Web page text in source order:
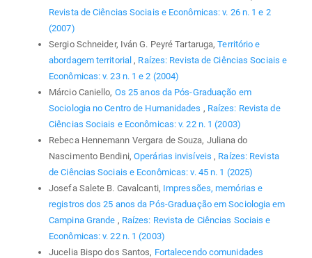
Revista de Ciências Sociais e Econômicas: v. 26 n. 1 e 2
(2007)
Sergio Schneider, Iván G. Peyré Tartaruga,Território e
abordagem territorial , Raízes: Revista de Ciências Sociais e
Econômicas: v. 23 n. 1 e 2 (2004)
Márcio Caniello, Os 25 anos da Pós-Graduação em
Sociologia no Centro de Humanidades , Raízes: Revista de
Ciências Sociais e Econômicas: v. 22 n. 1 (2003)
Rebeca Hennemann Vergara de Souza, Juliana do
Nascimento Bendini, Operárias invisíveis , Raízes: Revista
de Ciências Sociais e Econômicas: v. 45 n. 1 (2025)
Josefa Salete B. Cavalcanti, Impressões, memórias e
registros dos 25 anos da Pós-Graduação em Sociologia em
Campina Grande , Raízes: Revista de Ciências Sociais e
Econômicas: v. 22 n. 1 (2003)
Jucelia Bispo dos Santos, Fortalecendo comunidades